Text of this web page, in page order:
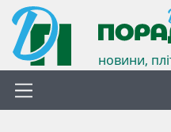
новини,